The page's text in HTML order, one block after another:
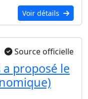
Voir détails
Source officielle
proposé le